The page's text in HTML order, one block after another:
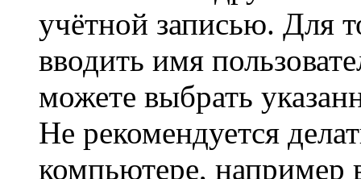
учётной записью. Для
вводить имя
можете выбрать
Не рекомендуется
компьютере, например